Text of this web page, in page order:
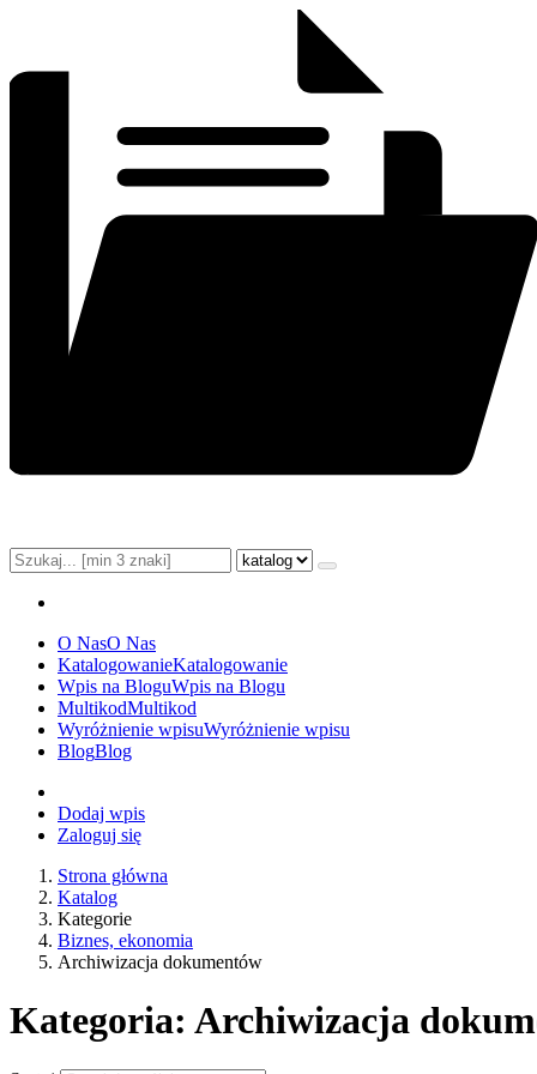
O NasO Nas
KatalogowanieKatalogowanie
Wpis na BloguWpis na Blogu
MultikodMultikod
Wyróżnienie wpisuWyróżnienie wpisu
BlogBlog
Dodaj wpis
Zaloguj się
Strona główna
Katalog
Kategorie
Biznes, ekonomia
Archiwizacja dokumentów
Kategoria: Archiwizacja